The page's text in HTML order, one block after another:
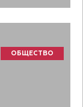
ОБЩЕСТВО